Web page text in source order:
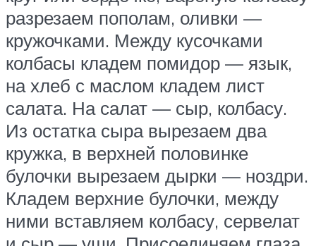
разрезаем пополам, оливки —
кружочками. Между кусочками
колбасы кладем помидор — язык,
на хлеб с маслом кладем лист
салата. На салат — сыр, колбасу.
Из остатка сыра вырезаем два
кружка, в верхней половинке
булочки вырезаем дырки — ноздри.
Кладем верхние булочки, между
ними вставляем колбасу, сервелат